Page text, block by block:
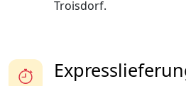
Troisdorf.